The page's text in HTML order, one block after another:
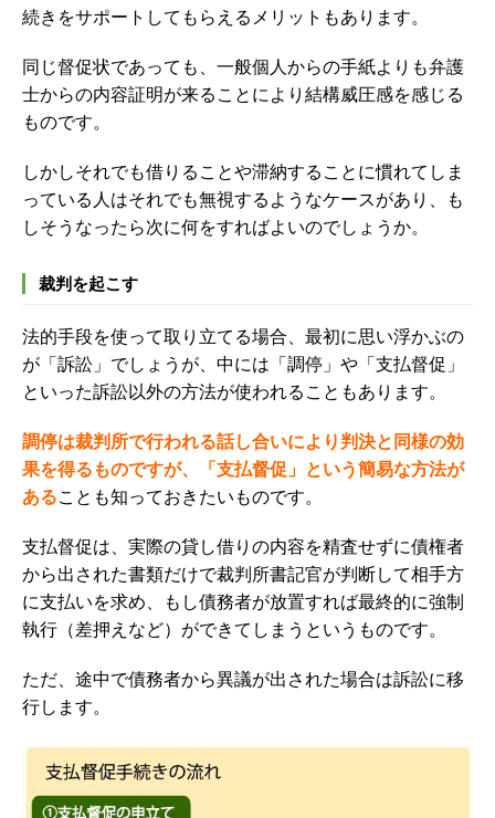
続きをサポートしてもらえるメリットもあります。
同じ督促状であっても、一般個人からの手紙よりも弁護
士からの内容証明が来ることにより結構威圧感を感じる
ものです。
しかしそれでも借りることや滞納することに慣れてしま
っている人はそれでも無視するようなケースがあり、も
しそうなったら次に何をすればよいのでしょうか。
裁判を起こす
法的手段を使って取り立てる場合、最初に思い浮かぶの
が「訴訟」でしょうが、中には「調停」や「支払督促」
といった訴訟以外の方法が使われることもあります。
調停は裁判所で行われる話し合いにより判決と同様の効
果を得るものですが、「支払督促」という簡易な方法が
あることも知っておきたいものです。
支払督促は、実際の貸し借りの内容を精査せずに債権者
から出された書類だけで裁判所書記官が判断して相手方
に支払いを求め、もし債務者が放置すれば最終的に強制
執行（差押えなど）ができてしまう というものです。
ただ、途中で債務者から異議が出された場合は訴訟に移
行します。